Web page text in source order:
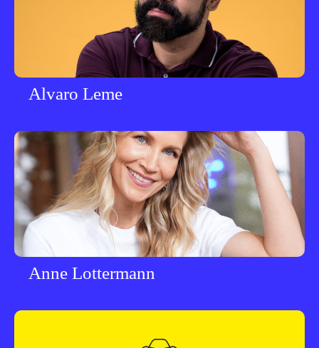
Alvaro Leme
Anne Lottermann